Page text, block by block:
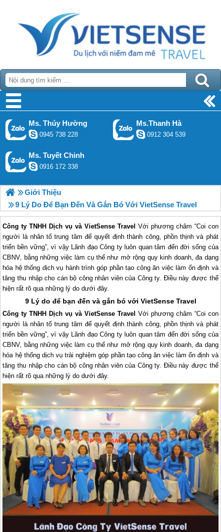
Ms. Thúy Hường
0945 738 228
Ms.Thanh Hà
0912 304 539
Ms. Tuyết Chinh
0916 172 338
Giới Thiệu
9 Lý Do Để Bạn Đến Và Gắn Bó Với VietSense Travel
Công ty TNHH Dịch vụ và VietSense Travel Với phương châm “Coi con
người là nhân tố trung tâm để quyết định thành công, phồn thịnh và phát
triển bền vững”, vì vậy Lãnh đạo Công ty luôn quan tâm đến đời sống của
CBNV, bằng những việc làm cụ thể như mở rộng quy kinh doanh, đa dạng
hóa hệ thống dịch vụ hành trình góp phần tạo công ăn việc làm ổn định và
tăng thu nhập cho cán bộ công nhân viên của Công ty. Điều này được thể
hiện rất rõ qua những lý do dưới đây.
9 Lý do để bạn đến và gắn bó với VietSense Travel
Công ty TNHH Dịch vụ và VietSense Travel Với phương châm “Coi con
người là nhân tố trung tâm để quyết định thành công, phồn thịnh và phát
triển bền vững”, vì vậy Lãnh đạo Công ty luôn quan tâm đến đời sống của
CBNV, bằng những việc làm cụ thể như mở rộng quy kinh doanh, đa dạng
hóa hệ thống dịch vụ trải nghiệm góp phần tạo công ăn việc làm ổn định và
tăng thu nhập cho cán bộ công nhân viên của Công ty. Điều này được thể
hiện rất rõ qua những lý do dưới đây.